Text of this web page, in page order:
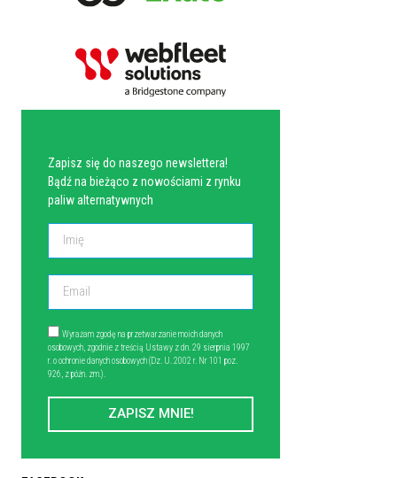
Zapisz się do naszego newslettera!
Bądź na bieżąco z nowościami z rynku
paliw alternatywnych
Wyrażam zgodę na przetwarzanie moich danych
osobowych, zgodnie z treścią Ustawy z dn. 29 sierpnia 1997
r. o ochronie danych osobowych (Dz. U. 2002 r. Nr 101 poz.
926, z późn. zm.).
ZAPISZ MNIE!